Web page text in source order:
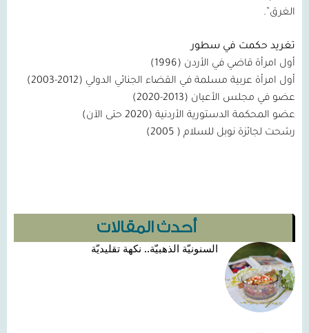
أحدث المقالات
السنونيّة الذهبيّة.. نكهة تقليديّة
الغرق”.
تغريد حكمت في سطور
أول امرأة قاضي في الأردن (1996
)
أول امرأة عربية مسلمة في القضاء الجنائي الدولي (2012-2003
)
عضو في مجلس الأعيان (2013-2020
)
عضو المحكمة الدستورية الأردنية (2020 حتى الآن)
رشحت لجائزة نوبل للسلام ( 2005
)